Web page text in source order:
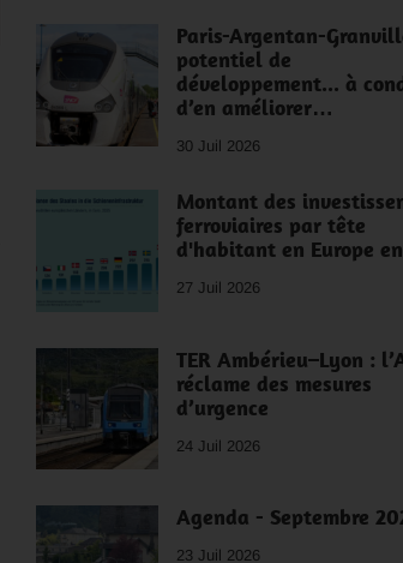
Paris-Argentan-
potentiel de
développement... à
d’en améliorer…
30 Juil 2026
Montant des
ferroviaires par tête
d'habitant en Europe
27 Juil 2026
TER Ambérieu–Lyon :
réclame des mesures
d’urgence
24 Juil 2026
Agenda - Septembre
23 Juil 2026